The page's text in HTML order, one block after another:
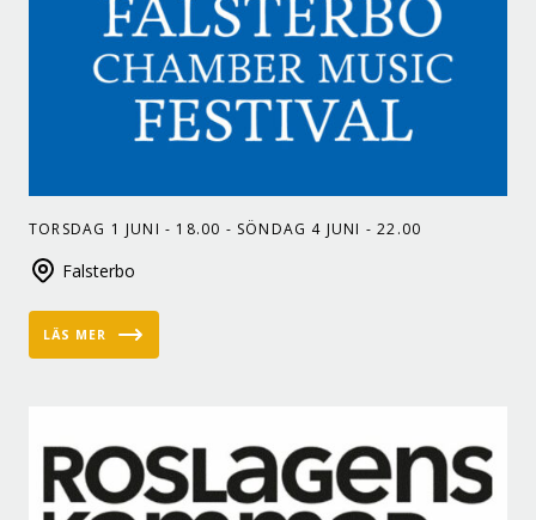
TORSDAG 1 JUNI - 18.00 - SÖNDAG 4 JUNI - 22.00
Falsterbo
LÄS MER